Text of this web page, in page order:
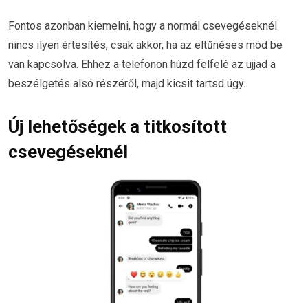
Fontos azonban kiemelni, hogy a normál csevegéseknél
nincs ilyen értesítés, csak akkor, ha az eltűnéses mód be
van kapcsolva. Ehhez a telefonon húzd felfelé az ujjad a
beszélgetés alsó részéről, majd kicsit tartsd úgy.
Új lehetőségek a titkosított
csevegéseknél